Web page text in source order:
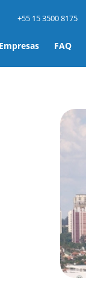
FAQ
+55 15 3500 8175